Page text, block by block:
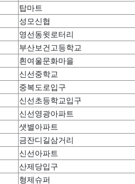
탑마트
성모신협
영선동윗로터리
부산보건고등학교
흰여울문화마을
신선중학교
중복도로입구
신선초등학교입구
신선영광아파트
샛별아파트
금잔디길삼거리
신선아파트
산제당입구
형제슈퍼